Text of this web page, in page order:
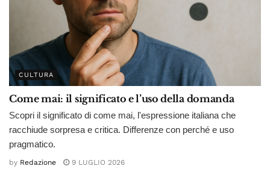
CULTURA
Come mai: il significato e l’uso della domanda
Scopri il significato di come mai, l'espressione italiana che
racchiude sorpresa e critica. Differenze con perché e uso
pragmatico.
by Redazione 9 LUGLIO 2026